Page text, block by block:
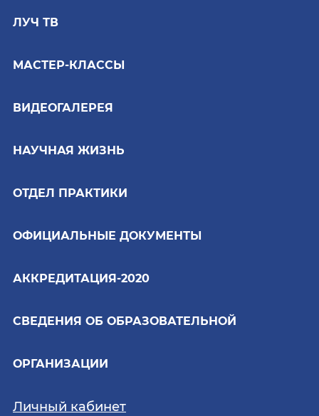
ЛУЧ ТВ
МАСТЕР-КЛАССЫ
ВИДЕОГАЛЕРЕЯ
НАУЧНАЯ ЖИЗНЬ
ОТДЕЛ ПРАКТИКИ
ОФИЦИАЛЬНЫЕ ДОКУМЕНТЫ
АККРЕДИТАЦИЯ-2020
СВЕДЕНИЯ ОБ ОБРАЗОВАТЕЛЬНОЙ
ОРГАНИЗАЦИИ
Личный кабинет